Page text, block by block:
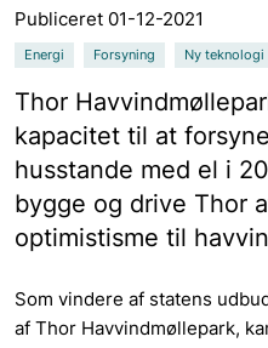
Publiceret 01-12-2021
Energi Forsyning Ny teknologi
Thor
kapacitet til at
husstande med el i
bygge og drive Thor
optimistisme til
Som vindere af statens
af Thor Havvindmøllepark,